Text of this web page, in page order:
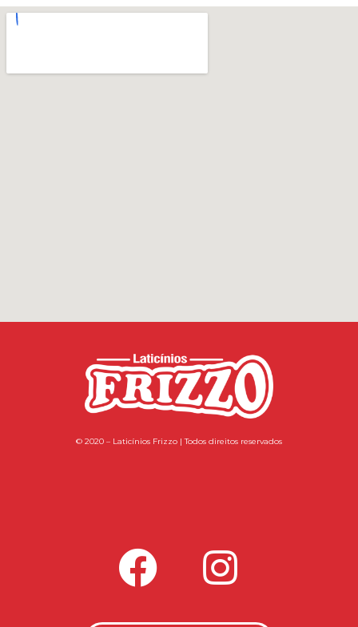
© 2020 – Laticínios Frizzo | Todos direitos reservados